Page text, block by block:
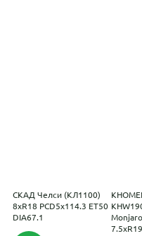
СКАД Челси (КЛ1100)
8xR18 PCD5x114.3 ET50
DIA67.1